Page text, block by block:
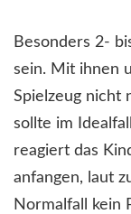
Besonders 2-
sein. Mit ihnen
Spielzeug nicht
sollte im
reagiert das
anfangen, laut
Normalfall kein